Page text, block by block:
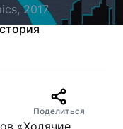
2017
Поделиться
«Ходячие